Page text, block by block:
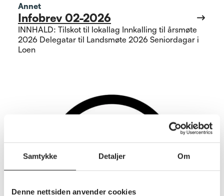
Samtykke Detaljer Om
Denne nettsiden anvender cookies
Annet
Infobrev 02-2026
INNHALD: Tilskot til lokallag Innkalling til årsmøte
2026 Delegatar til Landsmøte 2026 Seniordagar i
Loen